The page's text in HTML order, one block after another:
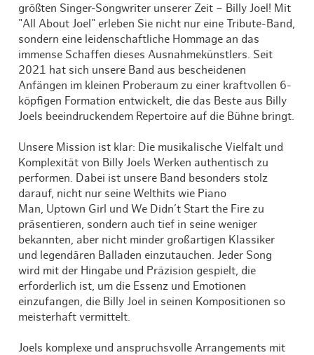
größten Singer-Songwriter unserer Zeit – Billy Joel! Mit
"All About Joel" erleben Sie nicht nur eine Tribute-Band,
sondern eine leidenschaftliche Hommage an das
immense Schaffen dieses Ausnahmekünstlers. Seit
2021 hat sich unsere Band aus bescheidenen
Anfängen im kleinen Proberaum zu einer kraftvollen 6-
köpfigen Formation entwickelt, die das Beste aus Billy
Joels beeindruckendem Repertoire auf die Bühne bringt.
Unsere Mission ist klar: Die musikalische Vielfalt und
Komplexität von Billy Joels Werken authentisch zu
performen. Dabei ist unsere Band besonders stolz
darauf, nicht nur seine Welthits wie Piano
Man, Uptown Girl und We Didn’t Start the Fire zu
präsentieren, sondern auch tief in seine weniger
bekannten, aber nicht minder großartigen Klassiker
und legendären Balladen einzutauchen. Jeder Song
wird mit der Hingabe und Präzision gespielt, die
erforderlich ist, um die Essenz und Emotionen
einzufangen, die Billy Joel in seinen Kompositionen so
meisterhaft vermittelt.
Joels komplexe und anspruchsvolle Arrangements mit